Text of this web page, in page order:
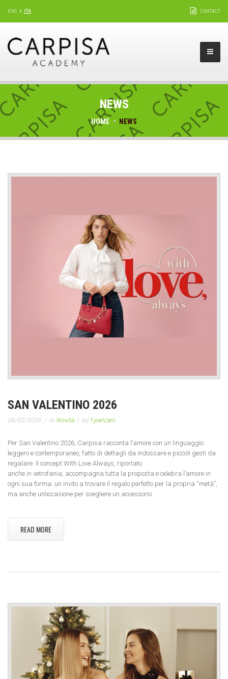
ENG ITA CONTACT
NEWS
HOME NEWS
SAN VALENTINO 2026
06/02/2026 in Novità by f.pancani
Per San Valentino 2026, Carpisa racconta l’amore con un linguaggio
leggero e contemporaneo, fatto di dettagli da indossare e piccoli gesti da
regalare. Il concept With Love Always, riportato
anche in vetrofania, accompagna tutta la proposta e celebra l’amore in
ogni sua forma: un invito a trovare il regalo perfetto per la propria “metà”,
ma anche un’occasione per scegliere un accessorio
READ MORE